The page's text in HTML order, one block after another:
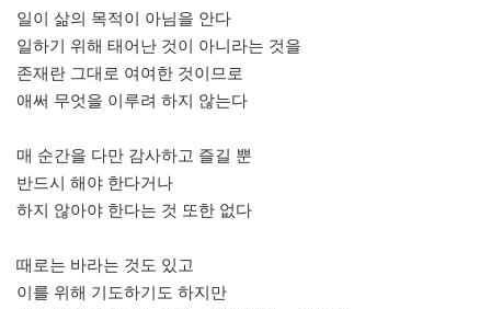
일이 삶의 목적이 아님을 안다
일하기 위해 태어난 것이 아니라는 것을
존재란 그대로 여여한 것이므로
애써 무엇을 이루려 하지 않는다
매 순간을 다만 감사하고 즐길 뿐
반드시 해야 한다거나
하지 않아야 한다는 것 또한 없다
때로는 바라는 것도 있고
이를 위해 기도하기도 하지만